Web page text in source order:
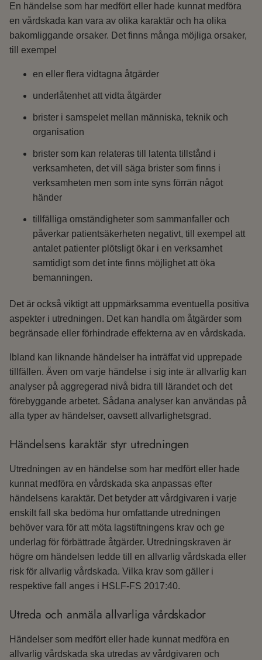
En händelse som har medfört eller hade kunnat medföra
en vårdskada kan vara av olika karaktär och ha olika
bakomliggande orsaker. Det finns många möjliga orsaker,
till exempel
en eller flera vidtagna åtgärder
underlåtenhet att vidta åtgärder
brister i samspelet mellan människa, teknik och
organisation
brister som kan relateras till latenta tillstånd i
verksamheten, det vill säga brister som finns i
verksamheten men som inte syns förrän något
händer
tillfälliga omständigheter som sammanfaller och
påverkar patientsäkerheten negativt, till exempel att
antalet patienter plötsligt ökar i en verksamhet
samtidigt som det inte finns möjlighet att öka
bemanningen.
Det är också viktigt att uppmärksamma eventuella positiva
aspekter i utredningen. Det kan handla om åtgärder som
begränsade eller förhindrade effekterna av en vårdskada.
Ibland kan liknande händelser ha inträffat vid upprepade
tillfällen. Även om varje händelse i sig inte är allvarlig kan
analyser på aggregerad nivå bidra till lärandet och det
förebyggande arbetet. Sådana analyser kan användas på
alla typer av händelser, oavsett allvarlighetsgrad.
Händelsens karaktär styr utredningen
Utredningen av en händelse som har medfört eller hade
kunnat medföra en vårdskada ska anpassas efter
händelsens karaktär. Det betyder att vårdgivaren i varje
enskilt fall ska bedöma hur omfattande utredningen
behöver vara för att möta lagstiftningens krav och ge
underlag för förbättrade åtgärder. Utredningskraven är
högre om händelsen ledde till en allvarlig vårdskada eller
risk för allvarlig vårdskada. Vilka krav som gäller i
respektive fall anges i HSLF-FS 2017:40.
Utreda och anmäla allvarliga vårdskador
Händelser som medfört eller hade kunnat medföra en
allvarlig vårdskada ska utredas av vårdgivaren och